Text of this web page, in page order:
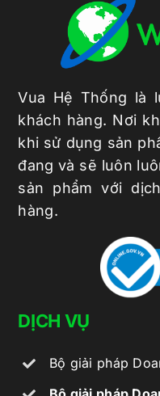
Vua Hệ Thống là
khách hàng. Nơi
khi sử dụng sản
đang và sẽ luôn
sản phẩm với
hàng.
DỊCH VỤ
Bộ giải pháp